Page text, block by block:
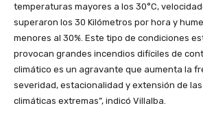
temperaturas mayores a los 30°C,
superaron los 30 Kilómetros por hora y
menores al 30%. Este tipo de condiciones
provocan grandes incendios difíciles de
climático es un agravante que aumenta la
severidad, estacionalidad y extensión de
climáticas extremas”, indicó Villalba.